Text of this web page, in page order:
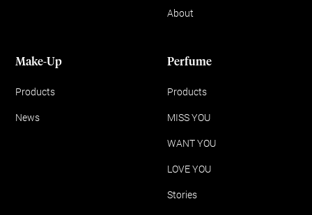
About
Make-Up
Products
News
Perfume
Products
MISS YOU
WANT YOU
LOVE YOU
Stories